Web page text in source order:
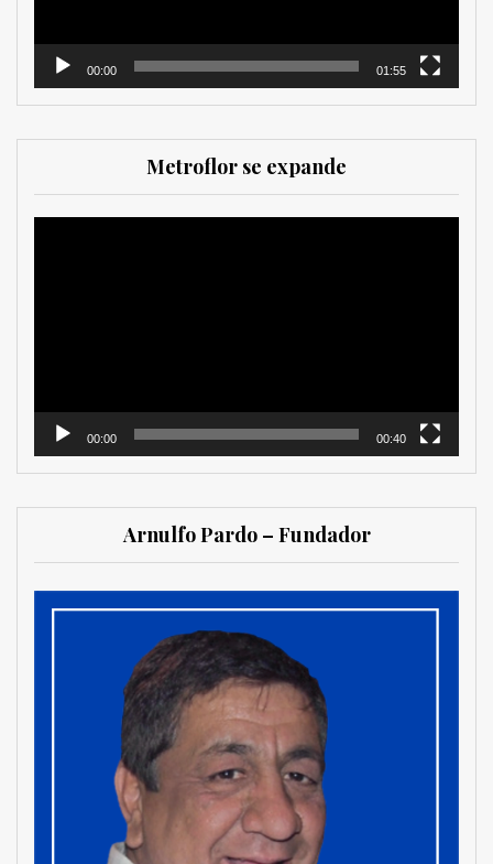
00:00 01:55
Metroflor se expande
00:00 00:40
Arnulfo Pardo – Fundador